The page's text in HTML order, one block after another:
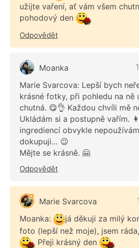
užijte vaření, ať vám všem
pohodový den
Odpovědět
Moanka
Marie Svarcova: Lepší bych
krásné fotky, při pohledu na ně
chutná. 😋👌 Každou chvíli mě
Ukládám si a postupně vařím.
ingrediencí obvykle
dokupuji… 😉
Mějte se krásně. 🤗
Odpovědět
Marie Svarcova
Moanka:
já děkuji za milý
foto (lepší než moje), jsem
Přeji krásný den